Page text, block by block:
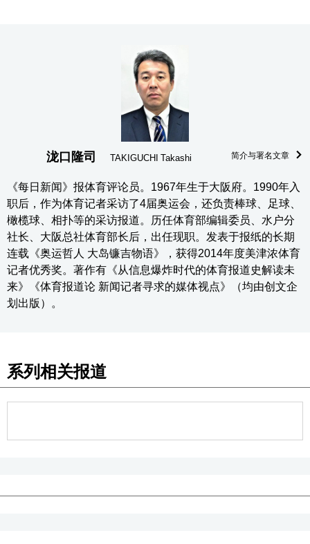
泷口隆司 TAKIGUCHI Takashi 简介与署名文章
《每日新闻》报体育评论员。1967年生于大阪府。1990年入
职后，作为体育记者采访了4届奥运会，还负责棒球、足球、
橄榄球、相扑等的采访报道。历任体育部编辑委员、水户分
社长、大阪总社体育部长后，出任现职。发表于报纸的长期
连载《奥运哲人 大岛镰吉物语》，获得2014年度美津浓体育
记者优秀奖。著作有《从信息爆炸时代的体育报道史解读未
来》《体育报道论 新闻记者寻求的媒体视点》（均由创文企
划出版）。
系列相关报道